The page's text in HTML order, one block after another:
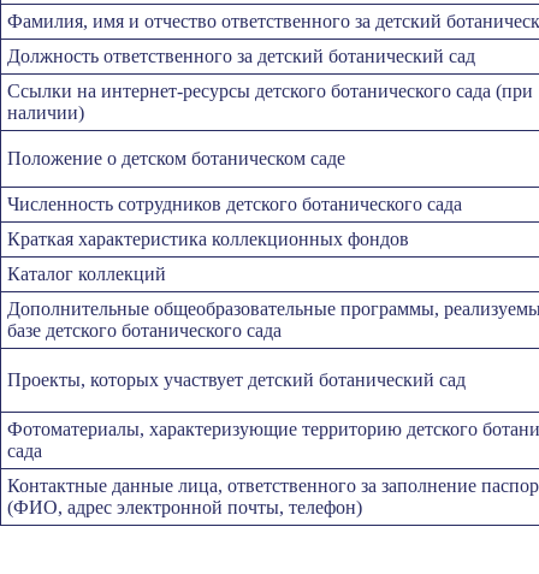
Фамилия, имя и отчество ответственного за детский
Должность ответственного за детский ботанический сад
Ссылки на интернет-ресурсы детского ботанического сада (при
наличии)
Положение о детском ботаническом саде
Численность сотрудников детского ботанического сада
Краткая характеристика коллекционных фондов
Каталог коллекций
Дополнительные общеобразовательные программы,
базе детского ботанического сада
Проекты, которых участвует детский ботанический сад
Фотоматериалы, характеризующие территорию детского
сада
Контактные данные лица, ответственного за заполнение
(ФИО, адрес электронной почты, телефон)